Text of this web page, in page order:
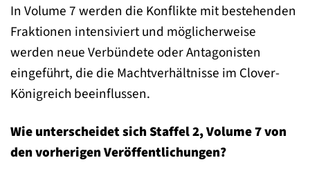
In Volume 7 werden die Konflikte mit bestehenden
Fraktionen intensiviert und möglicherweise
werden neue Verbündete oder Antagonisten
eingeführt, die die Machtverhältnisse im Clover-
Königreich beeinflussen.
Wie unterscheidet sich Staffel 2, Volume 7 von
den vorherigen Veröffentlichungen?